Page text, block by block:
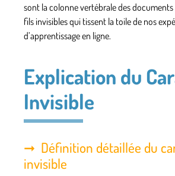
sont la colonne vertébrale des
fils invisibles qui tissent la toile de nos
d’apprentissage en ligne.
Explication du
Invisible
Définition détaillée du
invisible